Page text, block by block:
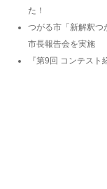
た！
つがる市「新解釈つ
市長報告会を実施
『第9回 コンテス